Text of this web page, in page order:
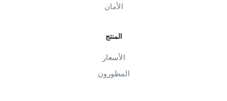
الأمان
المنتج
الأسعار
المطورون